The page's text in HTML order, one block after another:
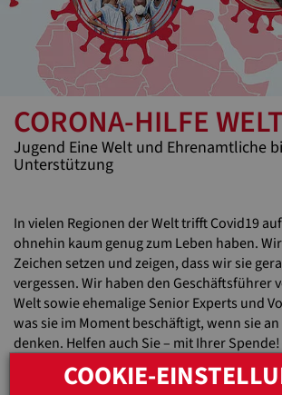
CORONA-HILFE
Jugend Eine Welt und Ehrenamtliche
Unterstützung
In vielen Regionen der Welt trifft Covid19
ohnehin kaum genug zum Leben haben.
Zeichen setzen und zeigen, dass wir sie
vergessen. Wir haben den Geschäftsführer
Welt sowie ehemalige Senior Experts und
was sie im Moment beschäftigt, wenn sie
denken. Helfen auch Sie – mit Ihrer Spende!
COOKIE-